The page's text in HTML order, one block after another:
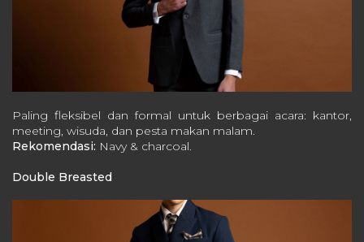
Paling fleksibel dan formal untuk berbagai acara: kantor,
meeting, wisuda, dan pesta makan malam.
Rekomendasi: Navy & charcoal.
Double Breasted